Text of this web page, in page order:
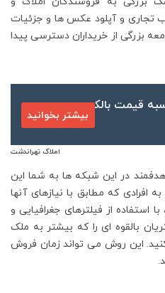
تجاری و آپلود عکس ها و جزئیات
بزرگی از خریداران دسترسی پیدا
قیمت بالکن در
بیشتر بخوانید
املاک تهراندشت
هدفمند در این شبکه ها به شما این
افرادی که مطابق با نیازهای آنها
استفاده از فیلترهای جغرافیایی و
بالقوه ای را که بیشتر به ملک
این روش می تواند زمان فروش